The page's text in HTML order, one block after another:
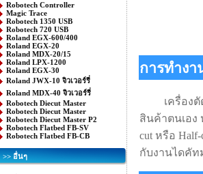
Robotech Controller
Magic Trace
Robotech 1350 USB
Robotech 720 USB
Roland EGX-600/400
Roland EGX-20
Roland MDX-20/15
Roland LPX-1200
Roland EGX-30
Roland JWX-10 จิวเวอร์รี่
Roland MDX-40 จิวเวอร์รี่
Robotech Diecut Master
Robotech Diecut Master
Robotech Diecut Master P2
Robotech Flatbed FB-SV
Robotech Flatbed FB-CB
>> อื่นๆ
การทำงา
เครื่องตัดไ
สินค้าตนเอง
cut หรือ
กับงานไดคัท